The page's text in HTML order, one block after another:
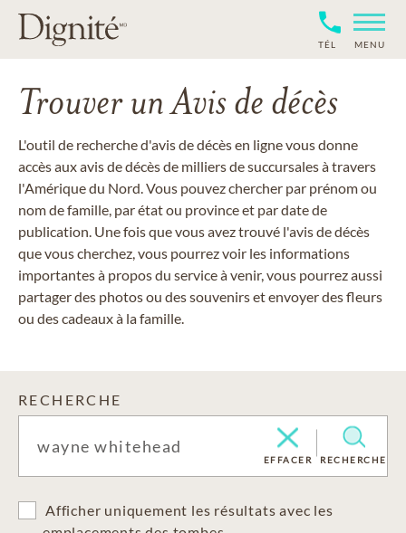
TÉL MENU
Trouver un Avis de décès
L'outil de recherche d'avis de décès en ligne vous donne
accès aux avis de décès de milliers de succursales à travers
l'Amérique du Nord. Vous pouvez chercher par prénom ou
nom de famille, par état ou province et par date de
publication. Une fois que vous avez trouvé l'avis de décès
que vous cherchez, vous pourrez voir les informations
importantes à propos du service à venir, vous pourrez aussi
partager des photos ou des souvenirs et envoyer des fleurs
ou des cadeaux à la famille.
RECHERCHE
EFFACER RECHERCHE
Afficher uniquement les résultats avec les